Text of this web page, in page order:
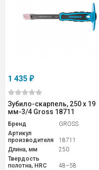
1 435 ₽
Зубило-скарпель, 250 х 19
мм-3/4 Gross 18711
Бренд
GROSS
Артикул
производителя
18711
Длина, мм
250
Твердость
полотна, HRC
48–58